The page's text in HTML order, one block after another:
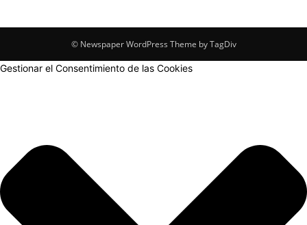
© Newspaper WordPress Theme by TagDiv
Gestionar el Consentimiento de las Cookies